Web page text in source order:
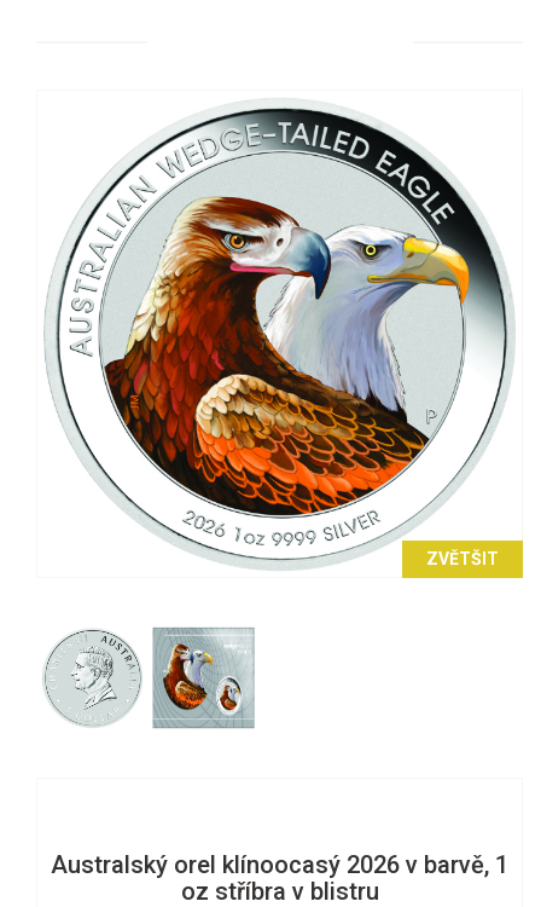
ZVĚTŠIT
Australský orel klínoocasý 2026 v barvě, 1
oz stříbra v blistru